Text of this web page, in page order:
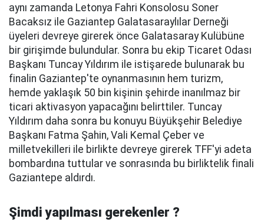
aynı zamanda Letonya Fahri Konsolosu Soner
Bacaksız ile Gaziantep Galatasaraylılar Derneği
üyeleri devreye girerek önce Galatasaray Kulübüne
bir girişimde bulundular. Sonra bu ekip Ticaret Odası
Başkanı Tuncay Yıldırım ile istişarede bulunarak bu
finalin Gaziantep'te oynanmasının hem turizm,
hemde yaklaşık 50 bin kişinin şehirde inanılmaz bir
ticari aktivasyon yapacağını belirttiler. Tuncay
Yıldırım daha sonra bu konuyu Büyükşehir Belediye
Başkanı Fatma Şahin, Vali Kemal Çeber ve
milletvekilleri ile birlikte devreye girerek TFF'yi adeta
bombardına tuttular ve sonrasında bu birliktelik finali
Gaziantepe aldırdı.
Şimdi yapılması gerekenler ?